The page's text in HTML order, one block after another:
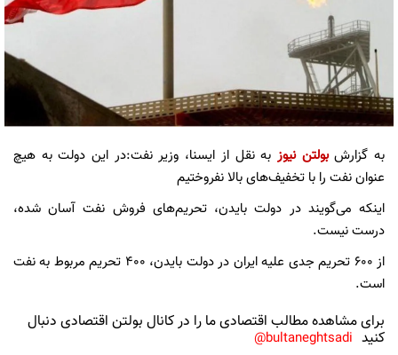
به گزارش بولتن نیوز
به نقل از ایسنا، وزیر ‎نفت:در این دولت به هیچ
عنوان نفت را با تخفیف‌های بالا نفروختیم
اینکه می‌گویند در دولت بایدن، تحریم‌های فروش نفت آسان شده،
درست نیست.
از ۶۰۰ ‎تحریم جدی علیه ایران در دولت بایدن، ۴۰۰ تحریم مربوط به نفت
است.
برای مشاهده مطالب اقتصادی ما را در کانال بولتن اقتصادی دنبال
کنید bultaneghtsadi@